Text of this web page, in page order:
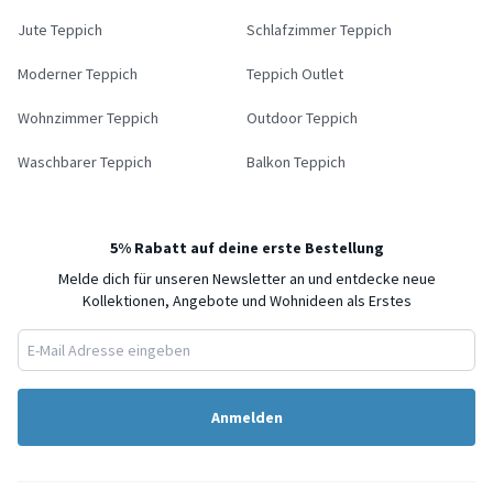
Jute Teppich Schlafzimmer Teppich
Moderner Teppich Teppich Outlet
Wohnzimmer Teppich Outdoor Teppich
Waschbarer Teppich Balkon Teppich
5% Rabatt auf deine erste Bestellung
Melde dich für unseren Newsletter an und entdecke neue
Kollektionen, Angebote und Wohnideen als Erstes
Anmelden